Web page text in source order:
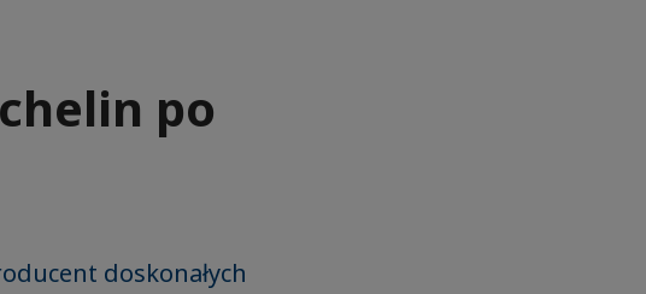
po
doskonałych